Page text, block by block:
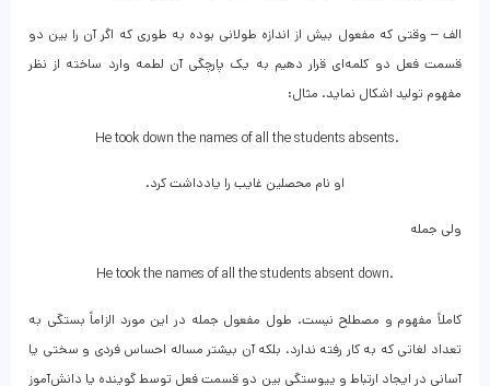
الف – وقتی که مفعول بیش از اندازه طولانی بوده به طوری که اگر آن را بین دو
قسمت فعل دو کلمه‌ای قرار دهیم به یک پارچگی آن لطمه وارد ساخته از نظر
مفهوم تولید اشکال نماید. مثال:
He took down the names of all the students absents.
او نام محصلین غایب را یادداشت کرد.
ولی جمله
He took the names of all the students absent down.
کاملاً مفهوم و مصطلح نیست. طول مفعول جمله در این مورد الزاماً بستگی به
تعداد لغاتی که به کار رفته ندارد، بلکه آن بیشتر مساله احساس فردی و سختی یا
آسانی در ایجاد ارتباط و پیوستگی بین دو قسمت فعل توسط گوینده یا دانش‌آموز